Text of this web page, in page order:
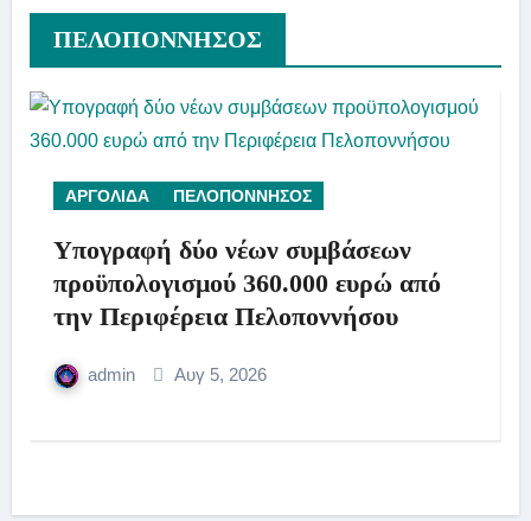
ΠΕΛΟΠΟΝΝΗΣΟΣ
ΑΡΓΟΛΙΔΑ ΠΕΛΟΠΟΝΝΗΣΟΣ
Υπογραφή δύο νέων συμβάσεων
προϋπολογισμού 360.000 ευρώ από
την Περιφέρεια Πελοποννήσου
admin Αυγ 5, 2026